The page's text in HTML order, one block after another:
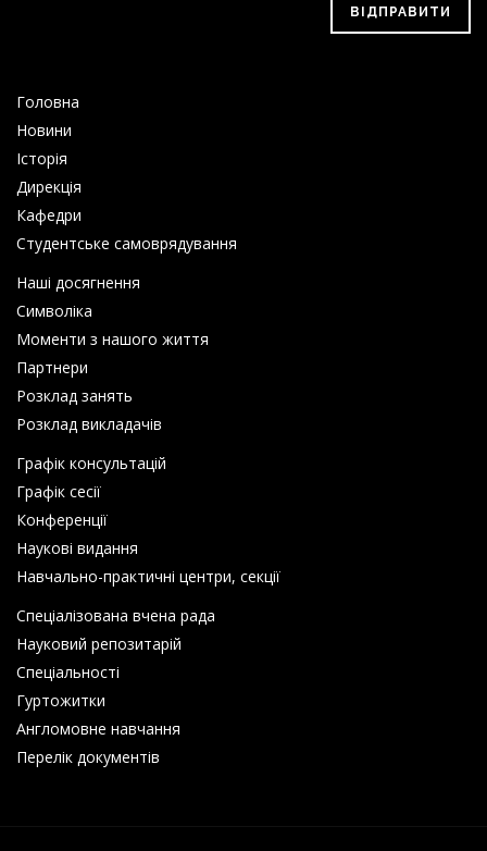
ВІДПРАВИТИ
Головна
Новини
Історія
Дирекція
Кафедри
Студентське самоврядування
Наші досягнення
Символіка
Моменти з нашого життя
Партнери
Розклад занять
Розклад викладачів
Графік консультацій
Графік сесії
Конференції
Наукові видання
Навчально-практичні центри, секції
Спеціалізована вчена рада
Науковий репозитарій
Спеціальності
Гуртожитки
Англомовне навчання
Перелік документів